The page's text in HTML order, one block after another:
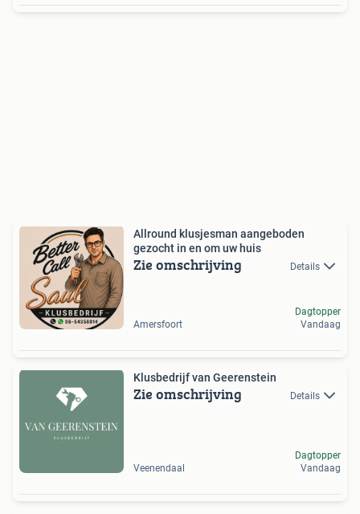
Allround klusjesman aangeboden
gezocht in en om uw huis
Zie omschrijving Details
Amersfoort
Dagtopper
Vandaag
Klusbedrijf van Geerenstein
Zie omschrijving Details
Veenendaal
Dagtopper
Vandaag